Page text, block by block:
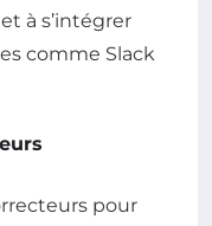
à s’intégrer
comme Slack
pour